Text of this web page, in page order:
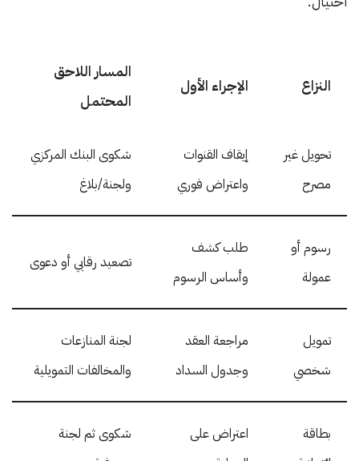
النزاع الإجراء الأول
المسار اللاحق
المحتمل
تحويل غير
مصرح
إيقاف القنوات
واعتراض فوري
شكوى البنك المركزي
ولجنة/بلاغ
رسوم أو
عمولة
طلب كشف
وأساس الرسوم
تصعيد رقابي أو دعوى
تمويل
شخصي
مراجعة العقد
وجدول السداد
لجنة المنازعات
والمخالفات التمويلية
بطاقة
اعتراض على
شكوى ثم لجنة